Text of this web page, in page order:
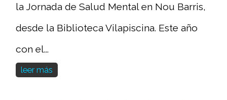
la Jornada de Salud Mental en Nou Barris,
desde la Biblioteca Vilapiscina. Este año
con el...
leer más